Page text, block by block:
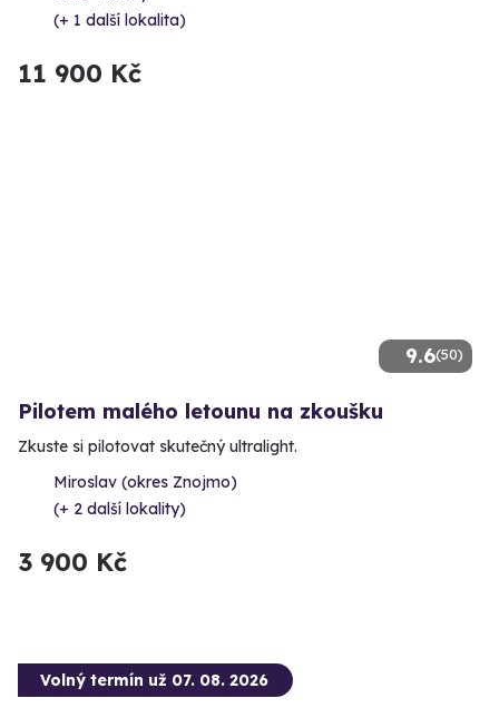
(+ 1 další lokalita)
11 900 Kč
9.6(50)
Pilotem malého letounu na zkoušku
Zkuste si pilotovat skutečný ultralight.
Miroslav (okres Znojmo)
(+ 2 další lokality)
3 900 Kč
Volný termín už 07. 08. 2026